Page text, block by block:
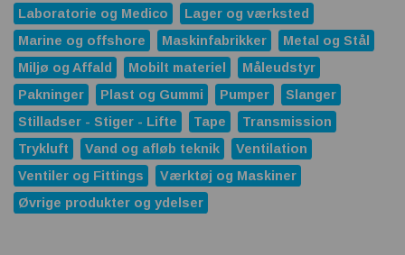
Laboratorie og Medico
Lager og værksted
Marine og offshore
Maskinfabrikker
Metal og Stål
Miljø og Affald
Mobilt materiel
Måleudstyr
Pakninger
Plast og Gummi Pumper
Slanger
Stilladser - Stiger - Lifte
Tape
Transmission
Trykluft
Vand og afløb teknik
Ventilation
Ventiler og Fittings
Værktøj og Maskiner
Øvrige produkter og ydelser